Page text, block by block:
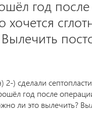
год
) сделали
год после
ли это вылечить?